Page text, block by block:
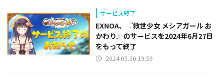
サービス終了
EXNOA、『救世少女 メシアガール お
かわり』のサービスを2024年6月27日
をもって終了
2024.05.30 19:59